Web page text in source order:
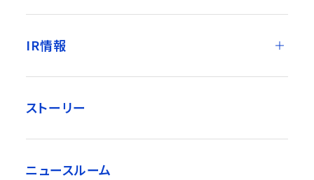
IR情報
ストーリー
ニュースルーム